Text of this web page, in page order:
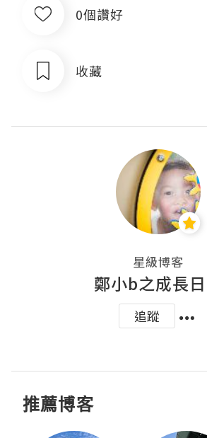
0個讚好
收藏
星級博客
鄭小b之成長
追蹤
推薦博客